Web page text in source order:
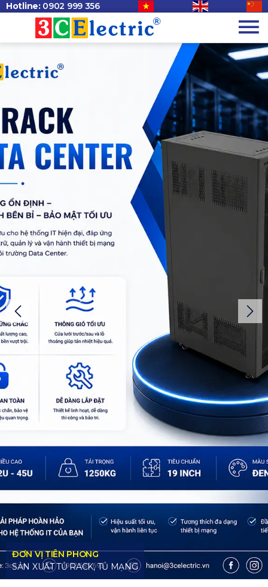
Hotline: 0902 999 356
ĐƠN VỊ TIÊN PHONG
SẢN XUẤT TỦ RACK, TỦ MẠNG